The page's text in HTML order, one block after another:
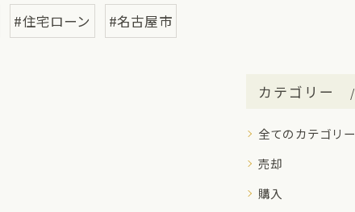
#住宅ローン #名古屋市
カテゴリー
全てのカテゴリー
売却
購入